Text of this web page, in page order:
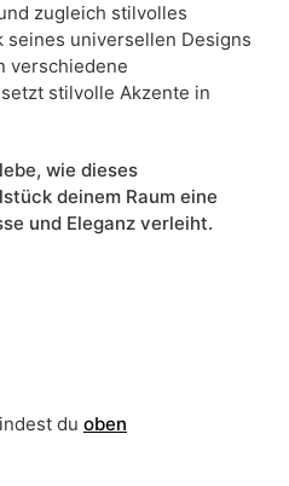
zugleich stilvolles
seines universellen Designs
verschiedene
stilvolle Akzente in
wie dieses
deinem Raum eine
und Eleganz verleiht.
du oben